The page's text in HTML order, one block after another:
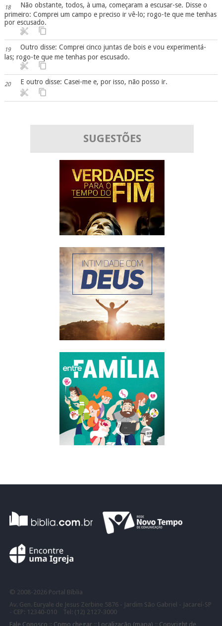
18
Não obstante, todos, à uma, começaram a escusar-se. Disse o
primeiro: Comprei um campo e preciso ir vê-lo; rogo-te que me tenhas
por escusado.
19
Outro disse: Comprei cinco juntas de bois e vou experimentá-
las; rogo-te que me tenhas por escusado.
20 E outro disse: Casei-me e, por isso, não posso ir.
SUGESTÕES
© 2008- 2026 Portal Bíblia
Av. Gen. Euryale de Jesus Zerbine 5876 - Jardim São Gabriel - Jacareí-SP
- CEP: 12340-010 Tel: (12) 2127-3000
Fale Conosco :: Como chegar:: Localização (mapa) :: Copyright de